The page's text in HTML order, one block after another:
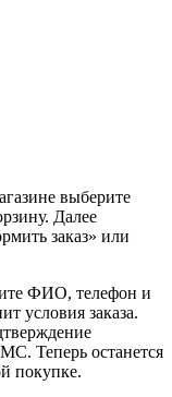
выберите
Далее
заказ» или
ФИО, телефон и
условия заказа.
Теперь останется
покупке.